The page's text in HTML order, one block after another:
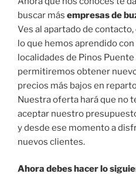
buscar más empresas de
Ves al apartado de
lo que hemos aprendido
localidades de Pinos
permitiremos obtener
precios más bajos en
Nuestra oferta hará que no
aceptar nuestro
y desde ese momento a
nuevos clientes.
Ahora debes hacer lo